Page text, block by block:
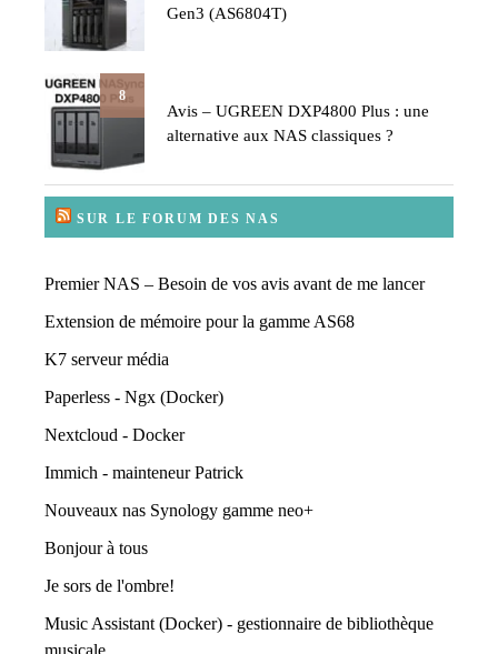
Gen3 (AS6804T)
8
Avis – UGREEN DXP4800 Plus : une
alternative aux NAS classiques ?
SUR LE FORUM DES NAS
Premier NAS – Besoin de vos avis avant de me lancer
Extension de mémoire pour la gamme AS68
K7 serveur média
Paperless - Ngx (Docker)
Nextcloud - Docker
Immich - mainteneur Patrick
Nouveaux nas Synology gamme neo+
Bonjour à tous
Je sors de l'ombre!
Music Assistant (Docker) - gestionnaire de bibliothèque
musicale